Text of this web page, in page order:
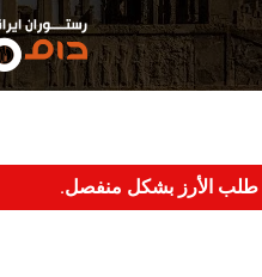
طلب الأرز بشكل منفصل.